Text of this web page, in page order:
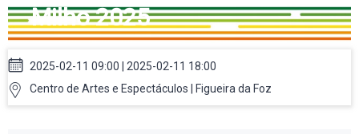
Milho 2025
2025-02-11 09:00 | 2025-02-11 18:00
Centro de Artes e Espectáculos | Figueira da Foz